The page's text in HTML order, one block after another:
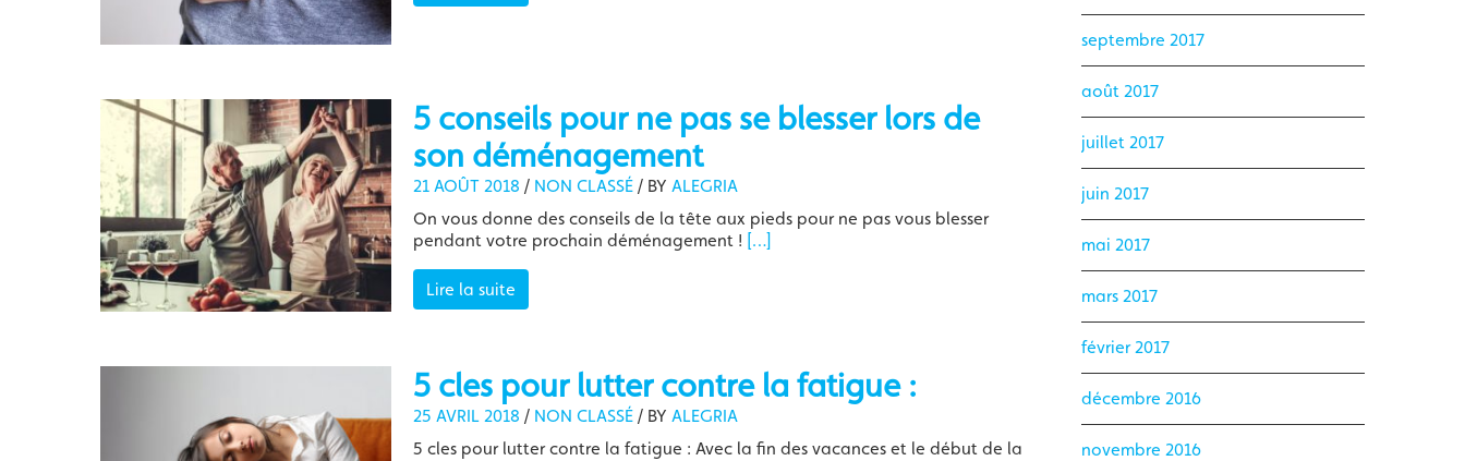
5 conseils pour ne pas se blesser lors de
son déménagement
21 AOÛT 2018 / NON CLASSÉ / BY ALEGRIA
On vous donne des conseils de la tête aux pieds pour ne pas vous blesser
pendant votre prochain déménagement ! […]
Lire la suite
5 cles pour lutter contre la fatigue :
25 AVRIL 2018 / NON CLASSÉ / BY ALEGRIA
5 cles pour lutter contre la fatigue : Avec la fin des vacances et le début de la
septembre 2017
août 2017
juillet 2017
juin 2017
mai 2017
mars 2017
février 2017
décembre 2016
novembre 2016